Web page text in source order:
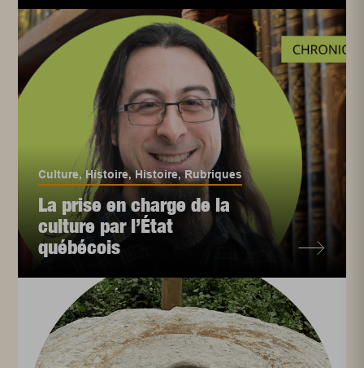
Culture,Histoire,Histoire,Rubriques
La prise en charge de la
culture par l’État
québécois